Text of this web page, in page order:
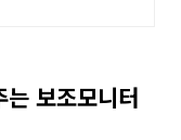
보조모니터